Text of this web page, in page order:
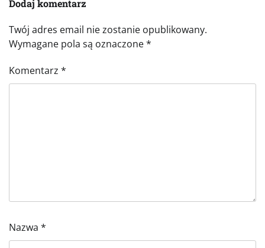
Dodaj komentarz
Twój adres email nie zostanie opublikowany.
Wymagane pola są oznaczone*
Komentarz *
Nazwa *